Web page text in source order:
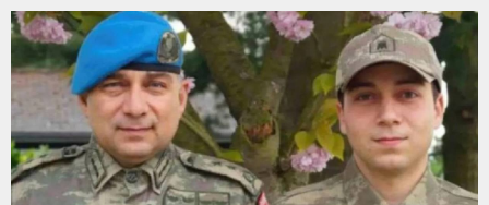
yeni bir ABD saldırısına anında yanıt verileceğini duyurdu....